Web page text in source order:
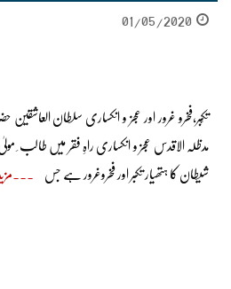
01/05/2020
تکّبر،فخرو غرور اور عجز و انکساری سلطان
مدظلہ الاقدس عجز و انکساری راہِ فقر میں طالب
شیطان کا ہتھیار تکبر اور فخروغرور ہے جس